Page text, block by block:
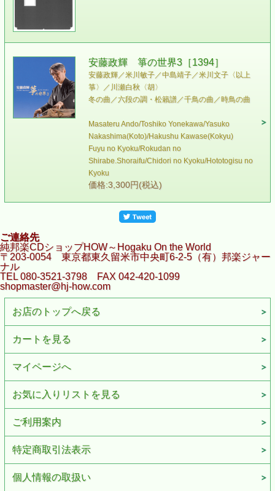
安藤政輝 箏の世界3［1394］
安藤政輝／米川敏子／中島靖子／米川文子〈以上
箏〉／川瀬白秋〈胡〉
冬の曲／六段の調・松籟譜／千鳥の曲／時鳥の曲
Masateru Ando/Toshiko Yonekawa/Yasuko
Nakashima(Koto)/Hakushu Kawase(Kokyu)
Fuyu no Kyoku/Rokudan no
Shirabe.Shoraifu/Chidori no Kyoku/Hototogisu no
Kyoku
価格:3,300円(税込)
ご連絡先
純邦楽CDショップHOW～Hogaku On the World
〒203-0054 東京都東久留米市中央町6-2-5（有）邦楽ジャー
ナル
TEL 080-3521-3798 FAX 042-420-1099
shopmaster@hj-how.com
お店のトップへ戻る
カートを見る
マイページへ
お気に入りリストを見る
ご利用案内
特定商取引法表示
個人情報の取扱い